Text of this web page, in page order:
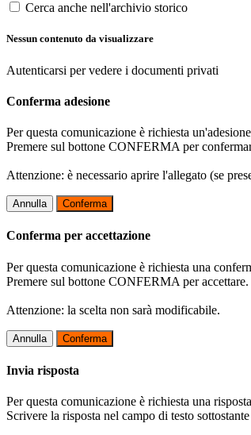
Cerca anche nell'archivio storico
Nessun contenuto da visualizzare
Autenticarsi per vedere i documenti privati
Conferma adesione
Per questa comunicazione è richiesta
Premere sul bottone CONFERMA per
Attenzione: è necessario aprire l'allegato (se
Annulla Conferma
Conferma per accettazione
Per questa comunicazione è richiesta una
Premere sul bottone CONFERMA per accettare.
Attenzione: la scelta non sarà modificabile.
Annulla Conferma
Invia risposta
Per questa comunicazione è richiesta una
Scrivere la risposta nel campo di testo